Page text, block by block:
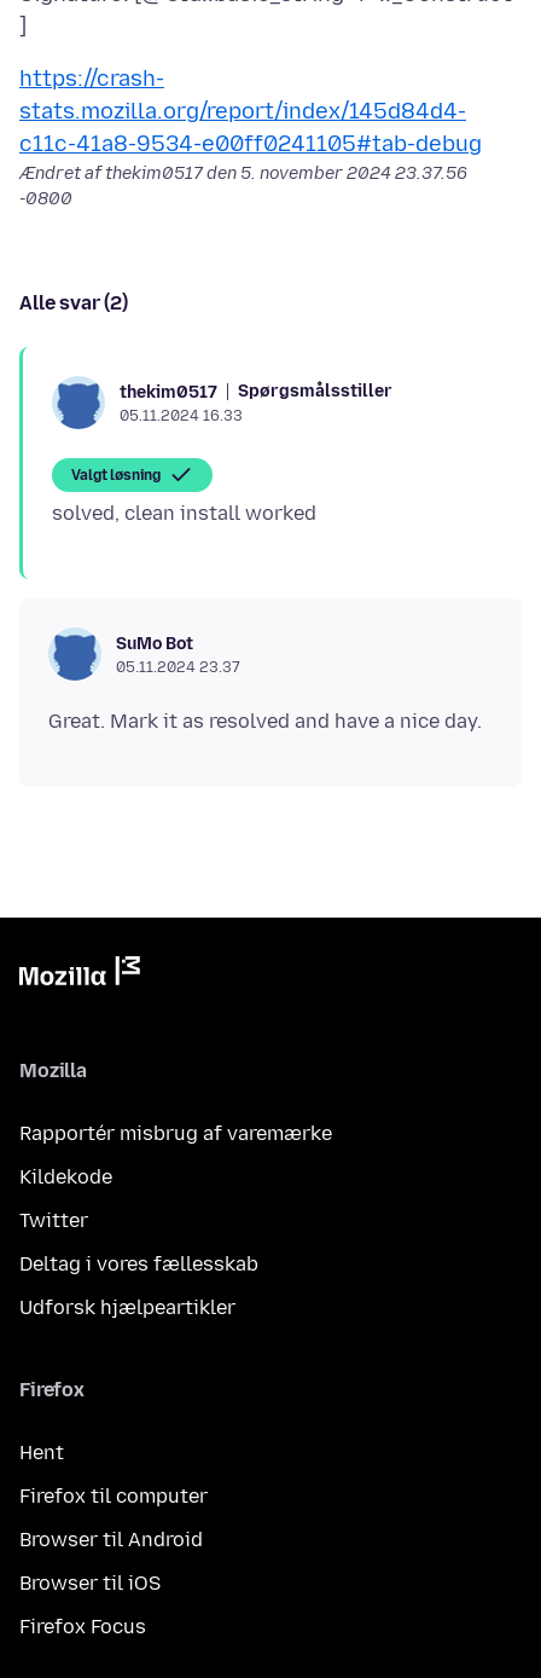
https://crash-
stats.mozilla.org/report/index/145d84d4-
c11c-41a8-9534-e00ff0241105#tab-debug
Ændret af thekim0517 den 5. november 2024 23.37.56
-0800
Alle svar (2)
thekim0517 Spørgsmålsstiller
05.11.2024 16.33
Valgt løsning
SuMo Bot
05.11.2024 23.37
Mozilla
Rapportér misbrug af varemærke
Kildekode
Twitter
Deltag i vores fællesskab
Udforsk hjælpeartikler
Firefox
Hent
Firefox til computer
Browser til Android
Browser til iOS
Firefox Focus